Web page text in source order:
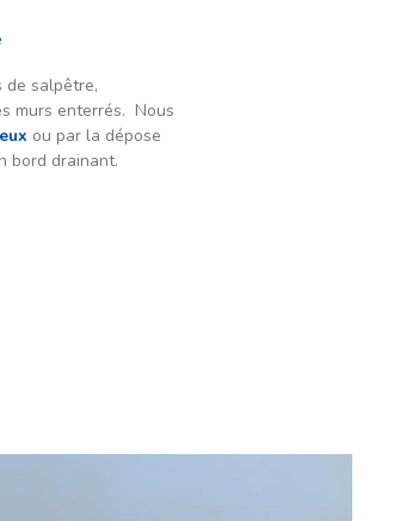
de salpêtre,
murs enterrés. Nous
ou par la dépose
bord drainant.